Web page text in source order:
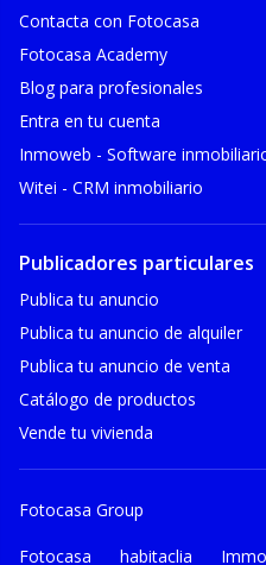
Contacta con Fotocasa
Fotocasa Academy
Blog para profesionales
Entra en tu cuenta
Inmoweb - Software
Witei - CRM inmobiliario
Publicadores particulares
Publica tu anuncio
Publica tu anuncio de alquiler
Publica tu anuncio de venta
Catálogo de productos
Vende tu vivienda
Fotocasa Group
Fotocasa habitaclia